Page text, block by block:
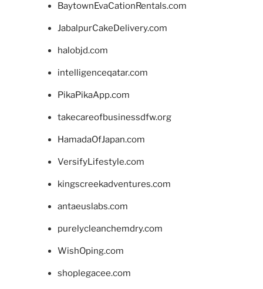
BaytownEvaCationRentals.com
JabalpurCakeDelivery.com
halobjd.com
intelligenceqatar.com
PikaPikaApp.com
takecareofbusinessdfw.org
HamadaOfJapan.com
VersifyLifestyle.com
kingscreekadventures.com
antaeuslabs.com
purelycleanchemdry.com
WishOping.com
shoplegacee.com